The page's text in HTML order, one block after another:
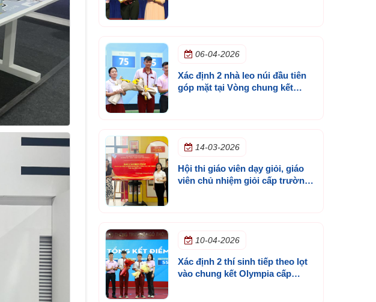
06-04-2026
Xác định 2 nhà leo núi đầu tiên
góp mặt tại Vòng chung kết
14-03-2026
Hội thi giáo viên dạy giỏi, giáo
viên chủ nhiệm giỏi cấp trường
10-04-2026
Xác định 2 thí sinh tiếp theo lọt
vào chung kết Olympia cấp